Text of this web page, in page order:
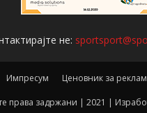
не:
Импресум Ценовник за
права задржани | 2021 |